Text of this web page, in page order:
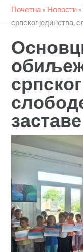
Почетна » Новости
српског јединства,
заставе